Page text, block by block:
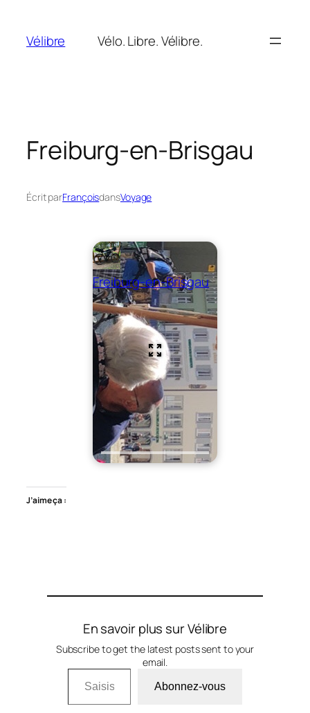
contenu
Vélibre Vélo. Libre. Vélibre.
Freiburg-en-Brisgau
Écrit parFrançoisdansVoyage
Freiburg-en-Brisgau
J’aime ça :
En savoir plus sur Vélibre
Subscribe to get the latest posts sent to your
email.
Saisissez votre adresse e-mail…
Abonnez-vous